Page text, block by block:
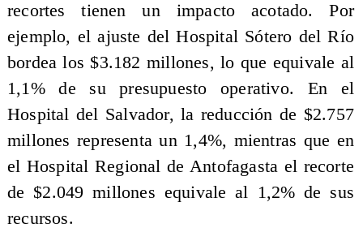
recortes tienen un impacto acotado. Por
ejemplo, el ajuste del Hospital Sótero del Río
bordea los $3.182 millones, lo que equivale al
1,1% de su presupuesto operativo. En el
Hospital del Salvador, la reducción de $2.757
millones representa un 1,4%, mientras que en
el Hospital Regional de Antofagasta el recorte
de $2.049 millones equivale al 1,2% de sus
recursos.